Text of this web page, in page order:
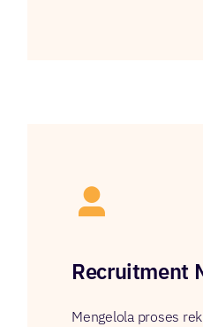
Recruitment
Mengelola proses